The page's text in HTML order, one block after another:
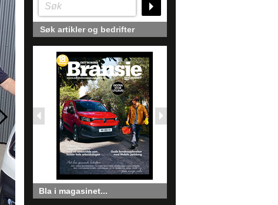
Søk artikler og bedrifter
Bla i magasinet...